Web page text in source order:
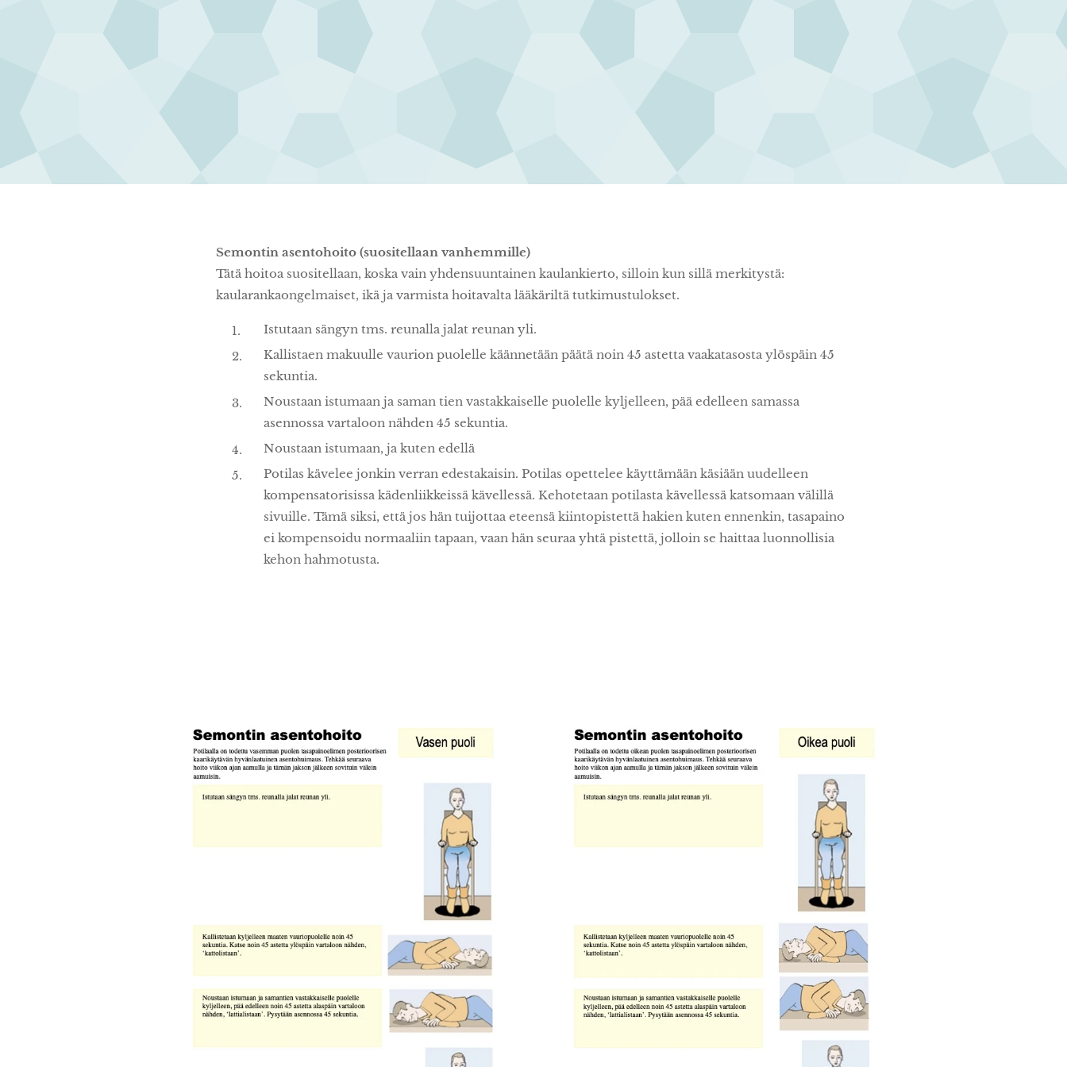
Semontin asentohoito (suositellaan vanhemmille)
Tätä hoitoa suositellaan, koska vain yhdensuuntainen kaulankierto, silloin kun sillä merkitystä:
kaularankaongelmaiset, ikä ja varmista hoitavalta lääkäriltä tutkimustulokset.
Istutaan sängyn tms. reunalla jalat reunan yli.
Kallistaen makuulle vaurion puolelle käännetään päätä noin 45 astetta vaakatasosta ylöspäin 45
sekuntia.
Noustaan istumaan ja saman tien vastakkaiselle puolelle kyljelleen, pää edelleen samassa
asennossa vartaloon nähden 45 sekuntia.
Noustaan istumaan, ja kuten edellä
Potilas kävelee jonkin verran edestakaisin. Potilas opettelee käyttämään käsiään uudelleen
kompensatorisissa kädenliikkeissä kävellessä. Kehotetaan potilasta kävellessä katsomaan välillä
sivuille. Tämä siksi, että jos hän tuijottaa eteensä kiintopistettä hakien kuten ennenkin, tasapaino
ei kompensoidu normaaliin tapaan, vaan hän seuraa yhtä pistettä, jolloin se haittaa luonnollisia
kehon hahmotusta.